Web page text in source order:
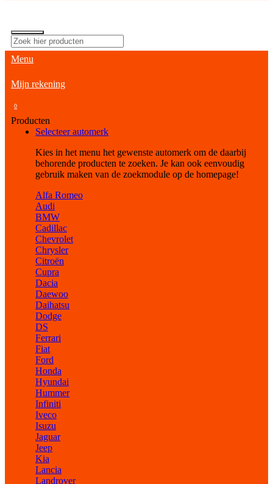
Menu
Mijn rekening
0
Producten
Selecteer automerk
Kies in het menu het gewenste automerk om de daarbij
behorende producten te zoeken. Je kan ook eenvoudig
gebruik maken van de zoekmodule op de homepage!
Alfa Romeo
Audi
BMW
Cadillac
Chevrolet
Chrysler
Citroën
Cupra
Dacia
Daewoo
Daihatsu
Dodge
DS
Ferrari
Fiat
Ford
Honda
Hyundai
Hummer
Infiniti
Iveco
Isuzu
Jaguar
Jeep
Kia
Lancia
Landrover